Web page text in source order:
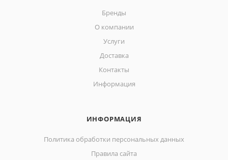
Бренды
О компании
Услуги
Доставка
Контакты
Информация
ИНФОРМАЦИЯ
Политика обработки персональных данных
Правила сайта